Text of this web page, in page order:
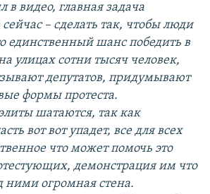
в видео, главная задача
– сделать так, чтобы люди
единственный шанс победить в
улицах сотни тысяч человек,
депутатов, придумывают
формы протеста.
шатаются, так как
вот вот упадет, все для всех
что может помочь это
демонстрация им что
ними огромная стена.